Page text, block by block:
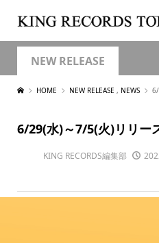
NEW RELEASE
HOME NEW RELEASE , NEWS
6/29(水)～7/5(火)リリー
KING RECORDS編集部